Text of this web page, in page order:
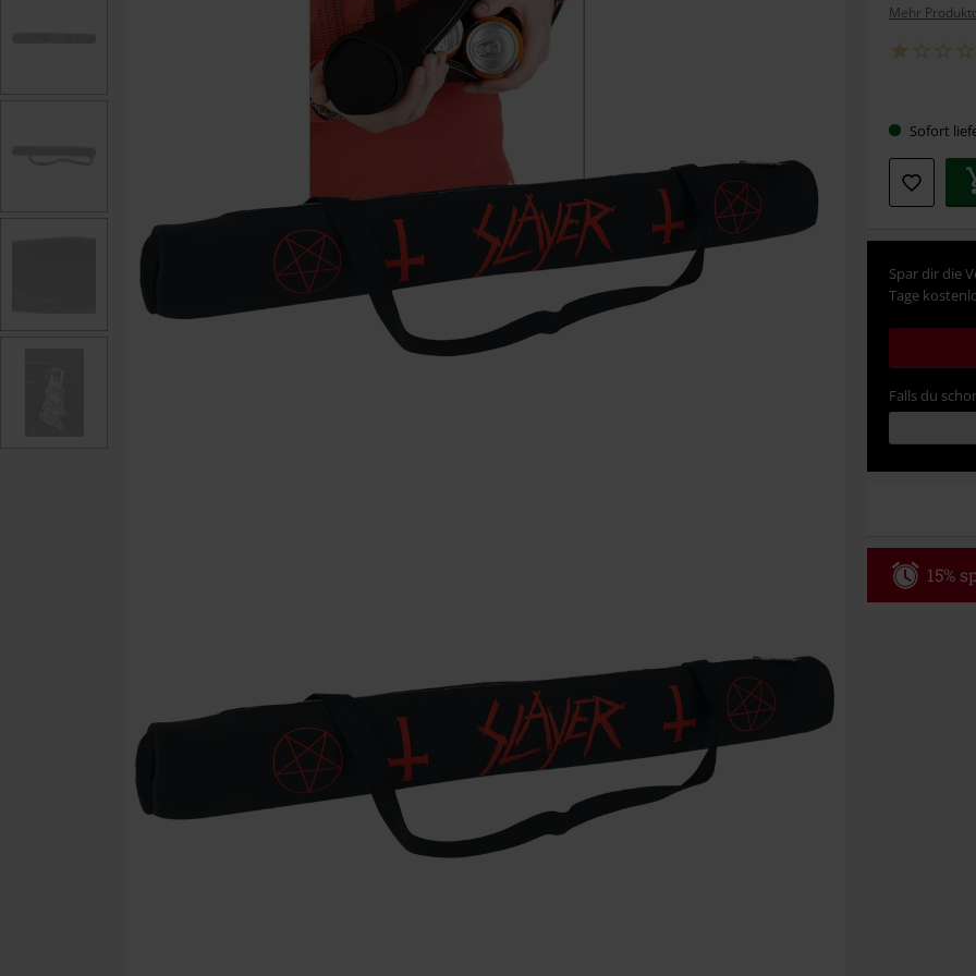
Mehr
Wähle
deine
Größe
Sofort
Spar dir die
Tage
Falls du
15%